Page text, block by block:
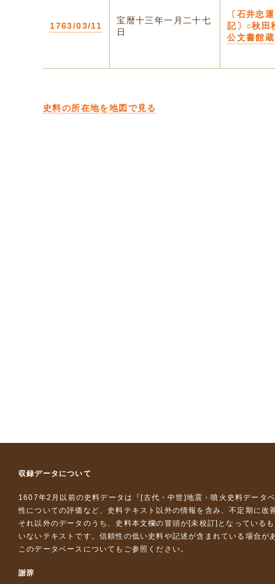
1763/03/11
宝暦十三年一月二十七
日
〔石井忠
記〕○秋田
公文書館蔵
史料の所在地を地図で見る
収録データについて
1607年2月以前の史料データは『 [古代・中世]地震・噴火史料データ
性についての評価など、史料テキスト以外の情報を含み、不定期に改
それ以外のデータのうち、史料本文欄の冒頭が[未校訂]となっている
いないテキストです。信頼性の低い史料や記述が含まれている場合が
このデータベースについて もご参照ください。
謝辞